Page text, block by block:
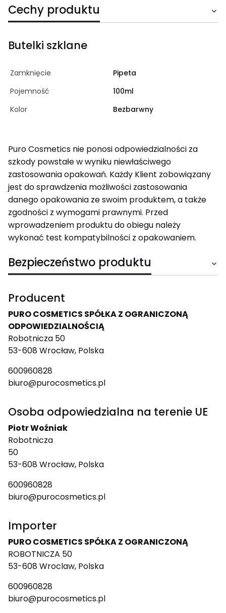
Cechy produktu
Butelki szklane
Zamknięcie
Pipeta
Pojemność
100ml
Kolor
Bezbarwny
Puro Cosmetics nie ponosi odpowiedzialności za
szkody powstałe w wyniku niewłaściwego
zastosowania opakowań. Każdy Klient zobowiązany
jest do sprawdzenia możliwości zastosowania
danego opakowania ze swoim produktem, a także
zgodności z wymogami prawnymi. Przed
wprowadzeniem produktu do obiegu należy
wykonać test kompatybilności z opakowaniem.
Bezpieczeństwo produktu
Producent
PURO COSMETICS SPÓŁKA Z OGRANICZONĄ
ODPOWIEDZIALNOŚCIĄ
Robotnicza 50
53-608 Wrocław, Polska
600960828
biuro@purocosmetics.pl
Osoba odpowiedzialna na terenie UE
Piotr Woźniak
Robotnicza
50
53-608 Wrocław, Polska
600960828
biuro@purocosmetics.pl
Importer
PURO COSMETICS SPÓŁKA Z OGRANICZONĄ
ROBOTNICZA 50
53-608 Wroclaw, Polska
600960828
biuro@purocosmetics.pl